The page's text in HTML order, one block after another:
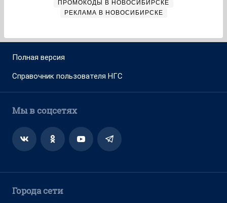
ПРОМОКОДЫ В НОВОСИБИРСКЕ
РЕКЛАМА В НОВОСИБИРСКЕ
Полная версия
Справочник пользователя НГС
Мы в соцсетях
Города сети